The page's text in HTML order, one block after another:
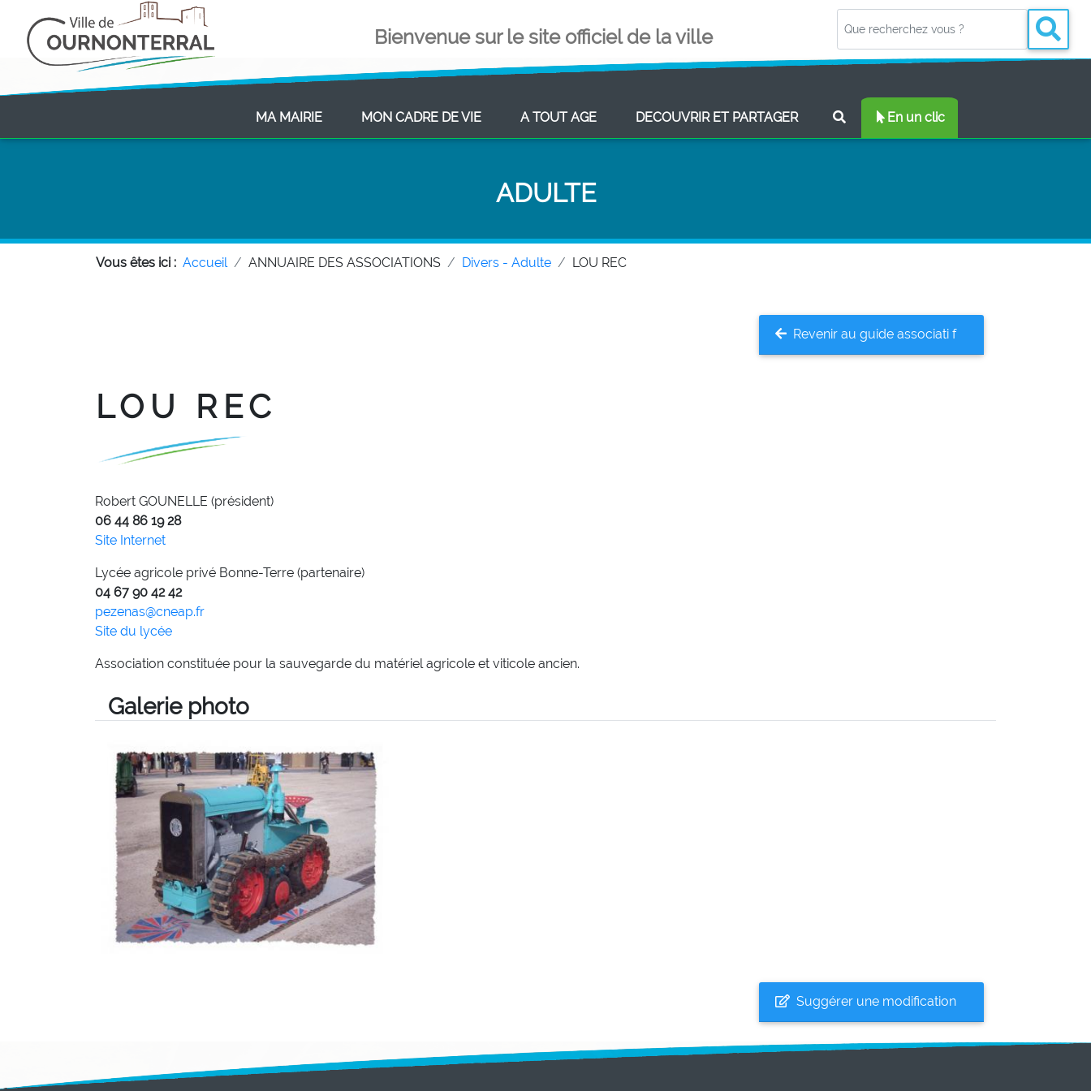
Bienvenue sur le site officiel de la ville
MA MAIRIE(CURRENT)MON CADRE DE VIE(CURRENT)A TOUT AGE(CURRENT)DECOUVRIR ET PARTAGER(CURRENT) En un clic
ADULTE
Vous êtes ici : Accueil ANNUAIRE DES ASSOCIATIONS Divers - Adulte LOU REC
Revenir au guide associati f
LOU REC
Robert GOUNELLE (président)
06 44 86 19 28
Site Internet
Lycée agricole privé Bonne-Terre (partenaire)
04 67 90 42 42
pezenas@cneap.fr
Site du lycée
Association constituée pour la sauvegarde du matériel agricole et viticole ancien.
Galerie photo
Suggérer une modification